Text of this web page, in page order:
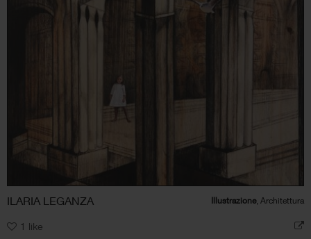
ILARIA LEGANZA Illustrazione, Architettura
1 like